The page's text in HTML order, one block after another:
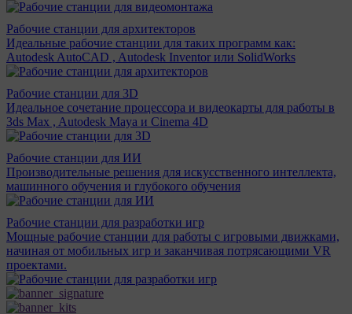
Рабочие станции для архитекторов
Идеальные рабочие станции для таких программ как:
Autodesk AutoCAD , Autodesk Inventor или SolidWorks
Рабочие станции для 3D
Идеальное сочетание процессора и видеокарты для работы в
3ds Max , Autodesk Maya и Cinema 4D
Рабочие станции для ИИ
Производительные решения для искусственного интеллекта,
машинного обучения и глубокого обучения
Рабочие станции для разработки игр
Мощные рабочие станции для работы с игровыми движками,
начиная от мобильных игр и заканчивая потрясающими VR
проектами.